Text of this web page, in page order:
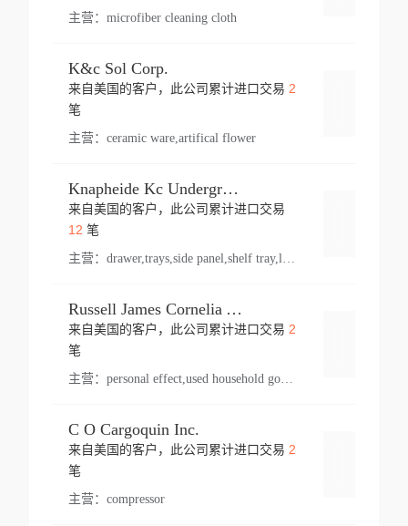
主营： microfiber cleaning cloth
K&c Sol Corp.
来自美国的客户，此公司累计进口交易 2
笔
主营： ceramic ware,artifical flower
Knapheide Kc Underground
来自美国的客户，此公司累计进口交易
12 笔
主营：
Russell James Cornelia Arlington Va
来自美国的客户，此公司累计进口交易 2
笔
主营： personal effect,used household goods
C O Cargoquin Inc.
来自美国的客户，此公司累计进口交易 2
笔
主营： compressor